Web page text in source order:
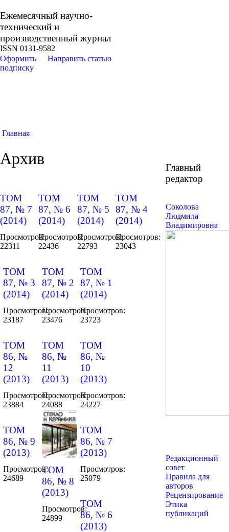
Ежемесячный научно-
технический и
производственный журнал
ISSN 0131-9582
Оформить
подписку
Направить статью
Главная
Архив
ТОМ
87, № 7
(2014)
Просмотров:
22311
ТОМ
87, № 6
(2014)
Просмотров:
22436
ТОМ
87, № 5
(2014)
Просмотров:
22793
ТОМ
87, № 4
(2014)
Просмотров:
23043
ТОМ
87, № 3
(2014)
Просмотров:
23187
ТОМ
87, № 2
(2014)
Просмотров:
23476
ТОМ
87, № 1
(2014)
Просмотров:
23723
ТОМ
86, №
12
(2013)
Просмотров:
23884
ТОМ
86, №
11
(2013)
Просмотров:
24088
ТОМ
86, №
10
(2013)
Просмотров:
24227
ТОМ
86, № 9
(2013)
Просмотров:
24689
ТОМ
86, № 8
(2013)
Просмотров:
24899
ТОМ
86, № 7
(2013)
Просмотров:
25079
ТОМ
86, № 6
(2013)
Главный
редактор
Соколова
Людмила
Владимировна
Редакционный
совет
Правила для
авторов
Рецензирование
Этика
публикаций